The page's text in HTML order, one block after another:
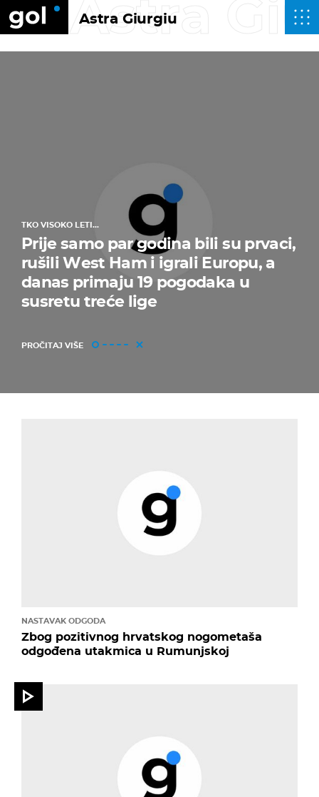
Astra Giurgiu
Astra
TKO VISOKO LETI...
Prije samo par godina bili su prvaci,
rušili West Ham i igrali Europu, a
danas primaju 19 pogodaka u
susretu treće lige
PROČITAJ VIŠE
NASTAVAK ODGODA
Zbog pozitivnog hrvatskog nogometaša
odgođena utakmica u Rumunjskoj